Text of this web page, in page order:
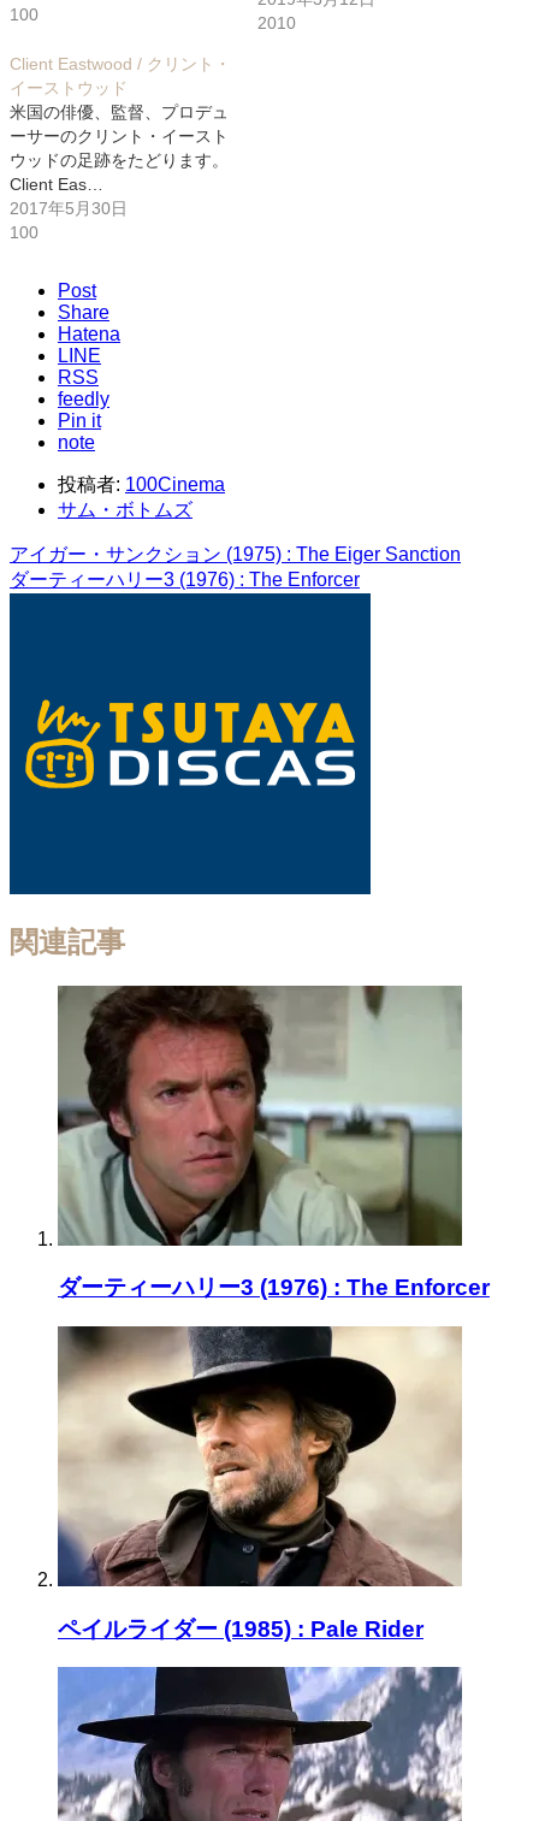
100
2010
Client Eastwood / クリント・
イーストウッド
米国の俳優、監督、プロデュ
ーサーのクリント・イースト
ウッドの足跡をたどります。
Client Eas…
2017年5月30日
100
Post
Share
Hatena
LINE
RSS
feedly
Pin it
note
投稿者: 100Cinema
サム・ボトムズ
アイガー・サンクション (1975) : The Eiger Sanction
ダーティーハリー3 (1976) : The Enforcer
関連記事
ダーティーハリー3 (1976) : The Enforcer
ペイルライダー (1985) : Pale Rider